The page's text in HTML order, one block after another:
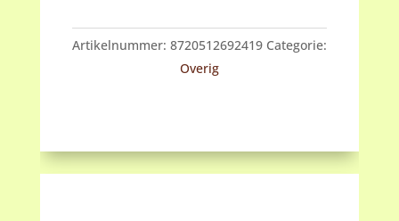
Artikelnummer: 8720512692419 Categorie:
Overig